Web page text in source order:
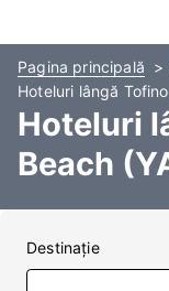
Pagina principală
Hoteluri lângă
Hoteluri
Beach
Destinaţie